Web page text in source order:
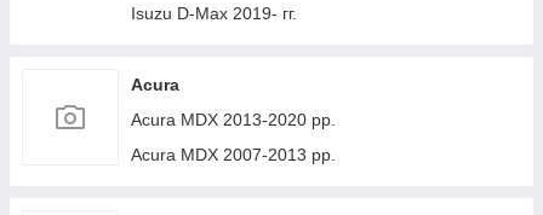
Infiniti QX70 2013-2019 рр.
Infiniti G25/G35/37 (V36/CV36) 2006-2015 гг.
Infinity Q70/M-series 2010-2019 рр.
Infiniti QX80 2013-2024 рр.
Isuzu D-Max 2019- гг.
Acura
Acura MDX 2013-2020 рр.
Acura MDX 2007-2013 рр.